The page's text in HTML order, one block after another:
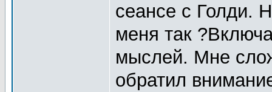
сеансе с Голди.
меня так
мыслей. Мне
обратил